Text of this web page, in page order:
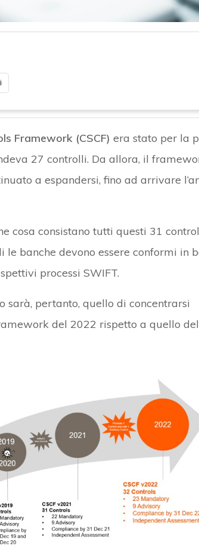
Framework (CSCF) era stato per la
27 controlli. Da allora, il
a espandersi, fino ad arrivare
cosa consistano tutti questi 31
le banche devono essere conformi in
processi SWIFT.
sarà, pertanto, quello di concentrarsi
del 2022 rispetto a quello